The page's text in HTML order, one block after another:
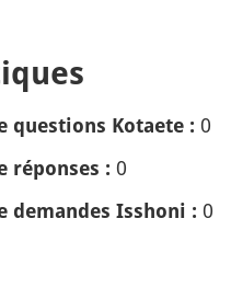
questions Kotaete : 0
réponses : 0
demandes Isshoni : 0